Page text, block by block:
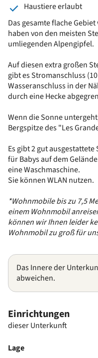
Haustiere erlaubt
Das gesamte flache
haben von den meisten
umliegenden Alpengipfel.
Auf diesen extra großen
gibt es Stromanschluss
Wasseranschluss in der
durch eine Hecke
Wenn die Sonne
Bergspitze des "Les
Es gibt 2 gut
für Babys auf dem
eine Waschmaschine.
Sie können WLAN nutzen.
*Wohnmobile bis zu 7,5
einem Wohnmobil
können wir Ihnen leider
Wohnmobil zu groß für
Das Innere der
abweichen.
Einrichtungen
dieser Unterkunft
Lage